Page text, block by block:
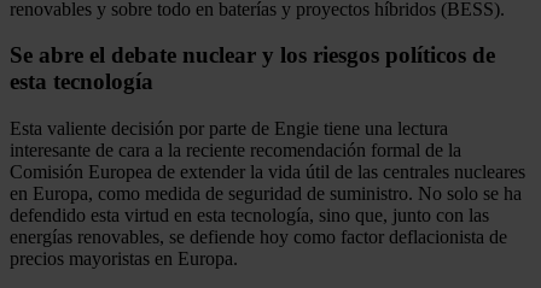
renovables y sobre todo en baterías y proyectos híbridos (BESS).
Se abre el debate nuclear y los riesgos políticos de
esta tecnología
Esta valiente decisión por parte de Engie tiene una lectura
interesante de cara a la reciente recomendación formal de la
Comisión Europea de extender la vida útil de las centrales nucleares
en Europa, como medida de seguridad de suministro. No solo se ha
defendido esta virtud en esta tecnología, sino que, junto con las
energías renovables, se defiende hoy como factor deflacionista de
precios mayoristas en Europa.